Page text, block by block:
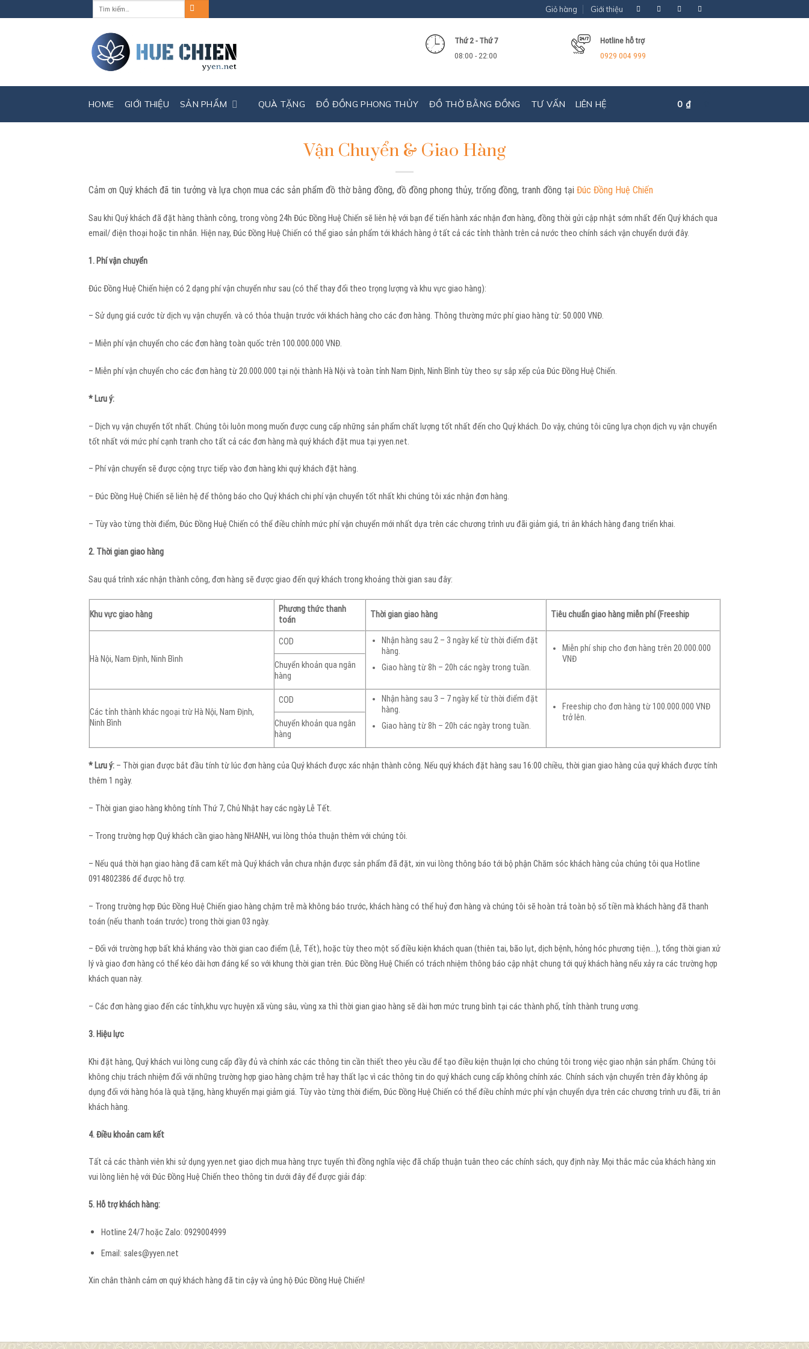
Tìm
Giỏ hàng Giới thiệu
Thứ 2 - Thứ 7
08:00 - 22:00
Hotline hỗ trợ
0929 004 999
HOME GIỚI THIỆU SẢN PHẨM QUÀ TẶNG ĐỒ ĐỒNG PHONG THỦY ĐỒ THỜ BẰNG ĐỒNG TƯ VẤN LIÊN HỆ 0 ₫
Vận Chuyển & Giao Hàng
Cảm ơn Quý khách đã tin tưởng và lựa chọn mua các sản phẩm đồ thờ bằng đồng, đồ đồng phong thủy, trống đồng, tranh đồng tại Đúc Đồng Huệ Chiến
Sau khi Quý khách đã đặt hàng thành công, trong vòng 24h Đúc Đồng Huệ Chiến sẽ liên hệ với bạn để tiến hành xác nhận đơn hàng, đồng thời gửi cập nhật sớm nhất đến Quý khách qua
email/ điện thoại hoặc tin nhắn. Hiện nay, Đúc Đồng Huệ Chiến có thể giao sản phẩm tới khách hàng ở tất cả các tỉnh thành trên cả nước theo chính sách vận chuyển dưới đây.
1. Phí vận chuyển
Đúc Đồng Huệ Chiến hiện có 2 dạng phí vận chuyển như sau (có thể thay đổi theo trọng lượng và khu vực giao hàng):
– Sử dụng giá cước từ dịch vụ vận chuyển. và có thỏa thuận trước với khách hàng cho các đơn hàng. Thông thường mức phí giao hàng từ: 50.000 VNĐ.
– Miễn phí vận chuyển cho các đơn hàng toàn quốc trên 100.000.000 VNĐ.
– Miễn phí vận chuyển cho các đơn hàng từ 20.000.000 tại nội thành Hà Nội và toàn tỉnh Nam Định, Ninh Bình tùy theo sự sắp xếp của Đúc Đồng Huệ Chiến.
* Lưu ý:
– Dịch vụ vận chuyển tốt nhất. Chúng tôi luôn mong muốn được cung cấp những sản phẩm chất lượng tốt nhất đến cho Quý khách. Do vậy, chúng tôi cũng lựa chọn dịch vụ vận chuyển
tốt nhất với mức phí cạnh tranh cho tất cả các đơn hàng mà quý khách đặt mua tại yyen.net.
– Phí vận chuyển sẽ được cộng trực tiếp vào đơn hàng khi quý khách đặt hàng.
– Đúc Đồng Huệ Chiến sẽ liên hệ để thông báo cho Quý khách chi phí vận chuyển tốt nhất khi chúng tôi xác nhận đơn hàng.
– Tùy vào từng thời điểm, Đúc Đồng Huệ Chiến có thể điều chỉnh mức phí vận chuyển mới nhất dựa trên các chương trình ưu đãi giảm giá, tri ân khách hàng đang triển khai.
2. Thời gian giao hàng
Sau quá trình xác nhận thành công, đơn hàng sẽ được giao đến quý khách trong khoảng thời gian sau đây:
Khu vực giao hàng
Phương thức thanh
toán
Thời gian giao hàng Tiêu chuẩn giao hàng miễn phí (Freeship
Hà Nội, Nam Định, Ninh Bình
COD
Nhận hàng sau 2 – 3 ngày kể từ thời điểm đặt
hàng.
Giao hàng từ 8h – 20h các ngày trong tuần.
Miễn phí ship cho đơn hàng trên 20.000.000
VNĐ
Chuyển khoản qua ngân
hàng
Các tỉnh thành khác ngoại trừ Hà Nội, Nam Định,
Ninh Bình
COD
Nhận hàng sau 3 – 7 ngày kể từ thời điểm đặt
hàng.
Giao hàng từ 8h – 20h các ngày trong tuần.
Freeship cho đơn hàng từ 100.000.000 VNĐ
trở lên.
Chuyển khoản qua ngân
hàng
* Lưu ý: – Thời gian được bắt đầu tính từ lúc đơn hàng của Quý khách được xác nhận thành công. Nếu quý khách đặt hàng sau 16:00 chiều, thời gian giao hàng của quý khách được tính
thêm 1 ngày.
– Thời gian giao hàng không tính Thứ 7, Chủ Nhật hay các ngày Lễ Tết.
– Trong trường hợp Quý khách cần giao hàng NHANH, vui lòng thỏa thuận thêm với chúng tôi.
– Nếu quá thời hạn giao hàng đã cam kết mà Quý khách vẫn chưa nhận được sản phẩm đã đặt, xin vui lòng thông báo tới bộ phận Chăm sóc khách hàng của chúng tôi qua Hotline
0914802386 để được hỗ trợ.
– Trong trường hợp Đúc Đồng Huệ Chiến giao hàng chậm trễ mà không báo trước, khách hàng có thể huỷ đơn hàng và chúng tôi sẽ hoàn trả toàn bộ số tiền mà khách hàng đã thanh
toán (nếu thanh toán trước) trong thời gian 03 ngày.
– Đối với trường hợp bất khả kháng vào thời gian cao điểm (Lễ, Tết), hoặc tùy theo một số điều kiện khách quan (thiên tai, bão lụt, dịch bệnh, hỏng hóc phương tiện…), tổng thời gian xử
lý và giao đơn hàng có thể kéo dài hơn đáng kể so với khung thời gian trên. Đúc Đồng Huệ Chiến có trách nhiệm thông báo cập nhật chung tới quý khách hàng nếu xảy ra các trường hợp
khách quan này.
– Các đơn hàng giao đến các tỉnh,khu vực huyện xã vùng sâu, vùng xa thì thời gian giao hàng sẽ dài hơn mức trung bình tại các thành phố, tỉnh thành trung ương.
3. Hiệu lực
Khi đặt hàng, Quý khách vui lòng cung cấp đầy đủ và chính xác các thông tin cần thiết theo yêu cầu để tạo điều kiện thuận lợi cho chúng tôi trong việc giao nhận sản phẩm. Chúng tôi
không chịu trách nhiệm đối với những trường hợp giao hàng chậm trễ hay thất lạc vì các thông tin do quý khách cung cấp không chính xác. Chính sách vận chuyển trên đây không áp
dụng đối với hàng hóa là quà tặng, hàng khuyến mại giảm giá. Tùy vào từng thời điểm, Đúc Đồng Huệ Chiến có thể điều chỉnh mức phí vận chuyển dựa trên các chương trình ưu đãi, tri ân
khách hàng.
4. Điều khoản cam kết
Tất cả các thành viên khi sử dụng yyen.net giao dịch mua hàng trực tuyến thì đồng nghĩa việc đã chấp thuận tuân theo các chính sách, quy định này. Mọi thắc mắc của khách hàng xin
vui lòng liên hệ với Đúc Đồng Huệ Chiến theo thông tin dưới đây để được giải đáp:
5. Hỗ trợ khách hàng:
Hotline 24/7 hoặc Zalo: 0929004999
Email: sales@yyen.net
Xin chân thành cảm ơn quý khách hàng đã tin cậy và ủng hộ Đúc Đồng Huệ Chiến!